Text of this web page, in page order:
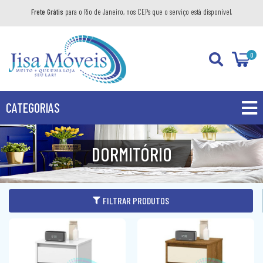
Frete Grátis para o Rio de Janeiro, nos CEPs que o serviço está disponível.
0
CATEGORIAS
PROMOÇÕES
PRODUTOS
BANHEIRO
KIT GABINETE
BALCÃO
BANDEJA DECORATIVA
DORMITÓRIO
DORMITÓRIO
FILTRAR PRODUTOS